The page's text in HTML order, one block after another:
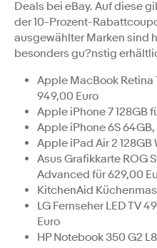
Deals bei eBay. Auf diese
der 10-Prozent-
ausgewählter Marken sind
besonders gu?nstig
Apple MacBook Retina
949,00 Euro
Apple iPhone 7 128GB
Apple iPhone 6S
Apple iPad Air 2 128GB
Asus Grafikkarte ROG
Advanced für 629,00
KitchenAid
LG Fernseher LED TV
Euro
HP Notebook 350 G2